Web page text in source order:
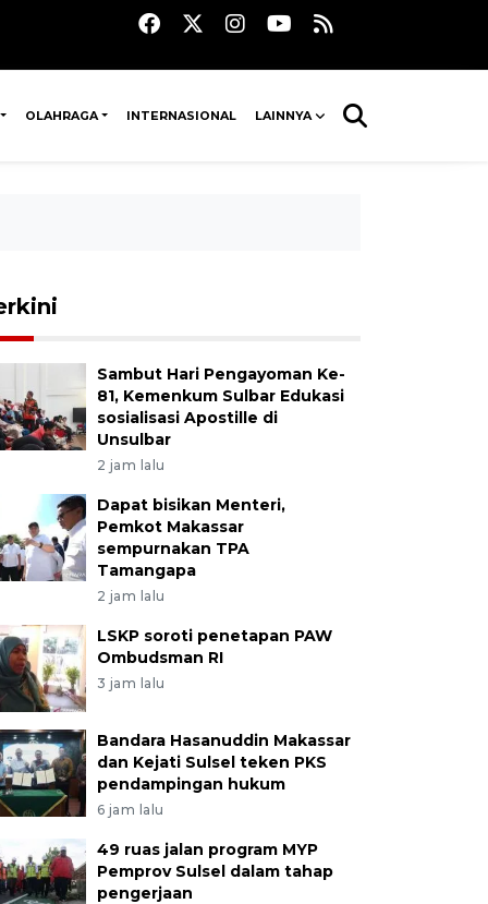
OLAHRAGA INTERNASIONAL LAINNYA
Sambut Hari Pengayoman Ke-
81, Kemenkum Sulbar Edukasi
sosialisasi Apostille di
Unsulbar
2 jam lalu
Dapat bisikan Menteri,
Pemkot Makassar
sempurnakan TPA
Tamangapa
2 jam lalu
LSKP soroti penetapan PAW
Ombudsman RI
3 jam lalu
Bandara Hasanuddin Makassar
dan Kejati Sulsel teken PKS
pendampingan hukum
6 jam lalu
49 ruas jalan program MYP
Pemprov Sulsel dalam tahap
pengerjaan